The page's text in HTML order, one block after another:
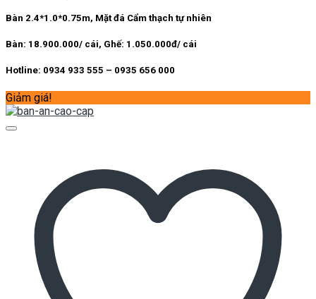
Bàn 2.4*1.0*0.75m, Mặt đá Cẩm thạch tự nhiên
Bàn: 18.900.000/ cái, Ghế: 1.050.000đ/ cái
Hotline: 0934 933 555 – 0935 656 000
Giảm giá!